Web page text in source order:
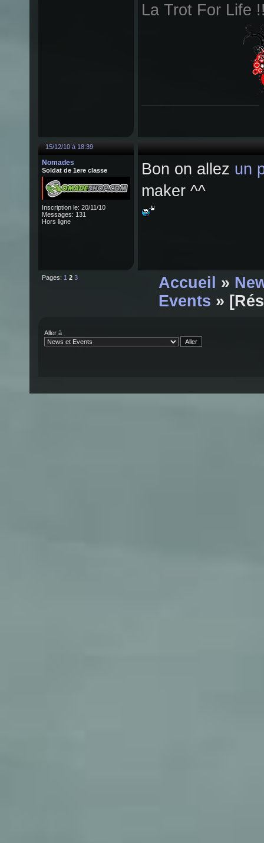
La Trot For Life
15/12/10 à 18:39
Nomades
Soldat de 1ere classe
Inscription le: 20/11/10
Messages: 131
Hors ligne
Bon on allez un
maker ^^
Pages: 1 2 3 Accueil »
Events »
Aller à